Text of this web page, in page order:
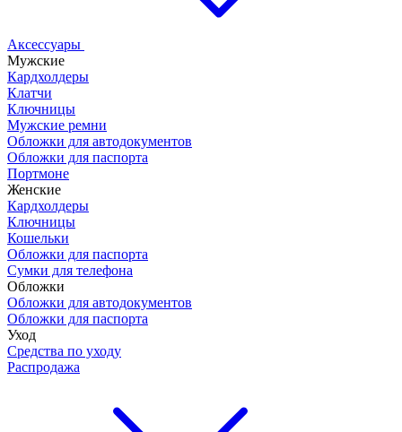
Аксессуары
Мужские
Кардхолдеры
Клатчи
Ключницы
Мужские ремни
Обложки для автодокументов
Обложки для паспорта
Портмоне
Женские
Кардхолдеры
Ключницы
Кошельки
Обложки для паспорта
Сумки для телефона
Обложки
Обложки для автодокументов
Обложки для паспорта
Уход
Средства по уходу
Распродажа